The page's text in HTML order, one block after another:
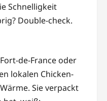
Schnelligkeit
Double-check.
de-France oder
lokalen Chicken-
Sie verpackt